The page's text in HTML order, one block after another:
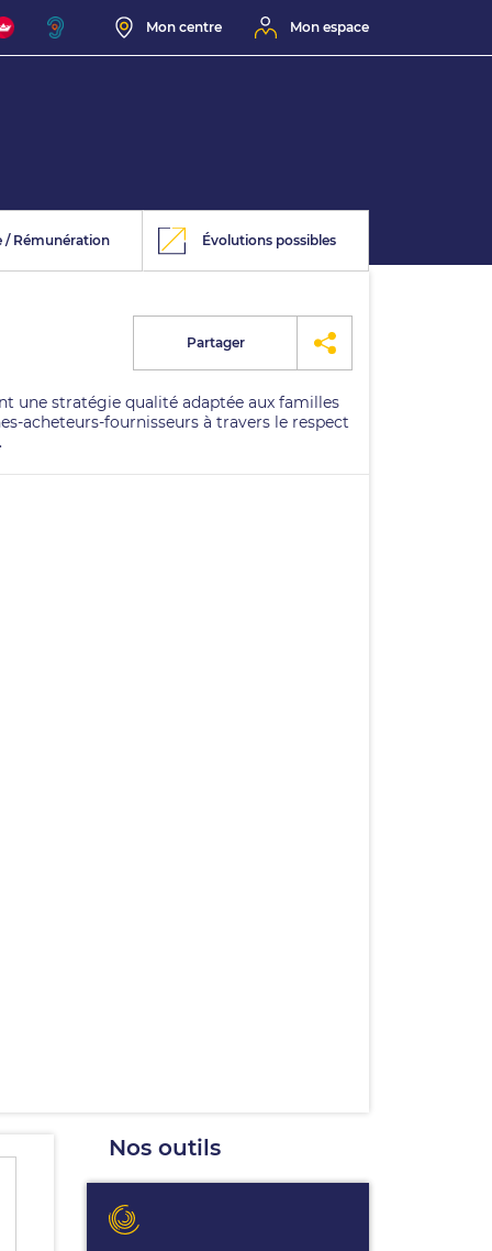
Mon centre Mon espace
/ Rémunération Évolutions possibles
Partager
une stratégie qualité adaptée aux familles
acheteurs-fournisseurs à travers le respect
Nos outils